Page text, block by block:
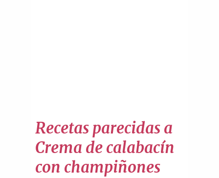
Recetas parecidas a
Crema de calabacín
con champiñones